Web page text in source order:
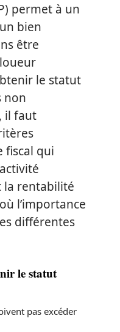
permet à un
bien
être
le statut
non
il faut
fiscal qui
la rentabilité
l’importance
différentes
le statut
pas excéder